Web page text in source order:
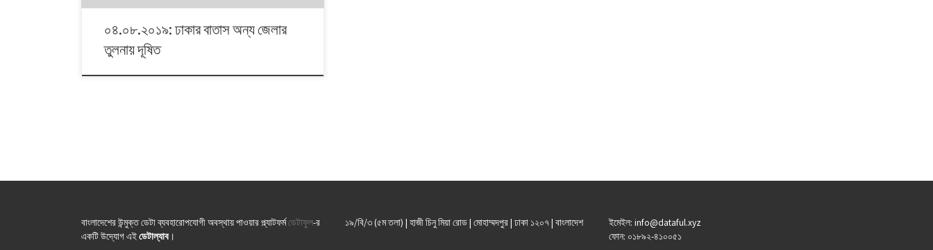
০৪.০৮.২০১৯: ঢাকার বাতাস অন্য জেলার
তুলনায় দূষিত
বাংলাদেশের উন্মুক্ত ডেটা ব্যবহারোপযোগী অবস্থায় পাওয়ার প্ল্যাটফর্মডেটাফুল-র
একটি উদ্যোগ এইডেটাল্যাব ।
১৯/বি/৩ (৫ম তলা) | হাজী চিনু মিয়া রোড | মোহাম্মদপুর | ঢাকা ১২০৭ | বাংলাদেশ
ইমেইল: info@dataful.xyz
ফোন: ০১৮৯২-৪১০০৫১